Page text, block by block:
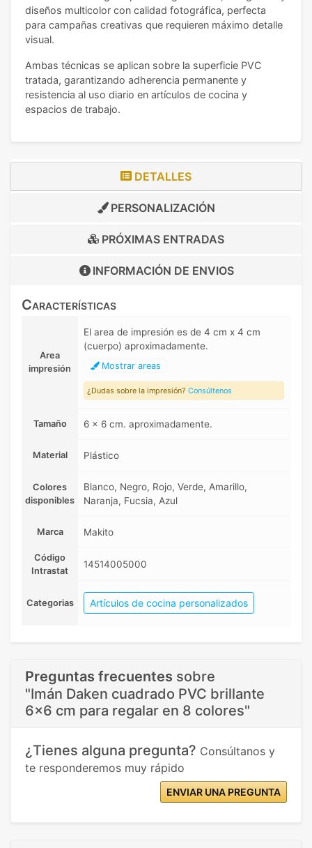
diseños multicolor con calidad fotográfica, perfecta
para campañas creativas que requieren máximo detalle
visual.
Ambas técnicas se aplican sobre la superficie PVC
tratada, garantizando adherencia permanente y
resistencia al uso diario en artículos de cocina y
espacios de trabajo.
DETALLES
PERSONALIZACIÓN
PRÓXIMAS ENTRADAS
INFORMACIÓN DE ENVIOS
Características
Area
impresión
El area de impresión es de 4 cm x 4 cm
(cuerpo) aproximadamente.
Mostrar areas
¿Dudas sobre la impresión? Consúltenos
Tamaño 6 x 6 cm. aproximadamente.
Material Plástico
Colores
disponibles
Blanco, Negro, Rojo, Verde, Amarillo,
Naranja, Fucsia, Azul
Marca Makito
Código
Intrastat
14514005000
Categorias Artículos de cocina personalizados
Preguntas frecuentes sobre
"Imán Daken cuadrado PVC brillante
6x6 cm para regalar en 8 colores"
¿Tienes alguna pregunta? Consúltanos y
te responderemos muy rápido
ENVIAR UNA PREGUNTA